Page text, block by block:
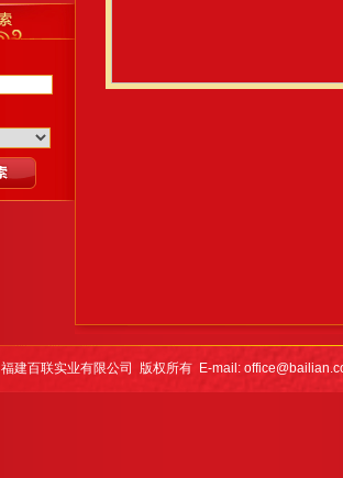
福建百联实业有限公司 版权所有 E-mail: